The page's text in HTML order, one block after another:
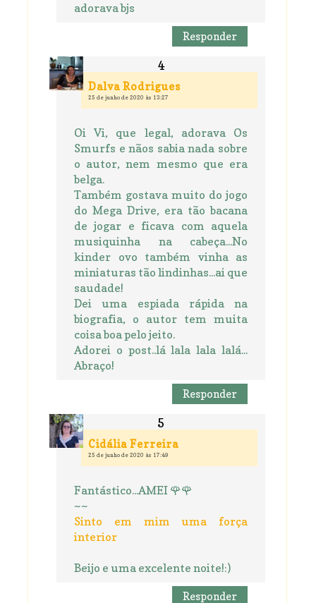
adorava bjs
Responder
Dalva Rodrigues
25 de junho de 2020 às 13:27
Oi Vi, que legal, adorava Os
Smurfs e nãos sabia nada sobre
o autor, nem mesmo que era
belga.
Também gostava muito do jogo
do Mega Drive, era tão bacana
de jogar e ficava com aquela
musiquinha na cabeça...No
kinder ovo também vinha as
miniaturas tão lindinhas...ai que
saudade!
Dei uma espiada rápida na
biografia, o autor tem muita
coisa boa pelo jeito.
Adorei o post..lá lala lala lalá...
Abraço!
Responder
Cidália Ferreira
25 de junho de 2020 às 17:49
Fantástico...AMEI 🌹🌹
~~
Sinto em mim uma força
interior
Beijo e uma excelente noite!:)
Responder